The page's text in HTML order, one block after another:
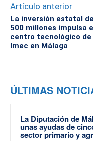
Artículo anterior
La inversión estatal de
500 millones impulsa
centro tecnológico de
Imec en Málaga
ÚLTIMAS
La Diputación de
unas ayudas de
sector primario y